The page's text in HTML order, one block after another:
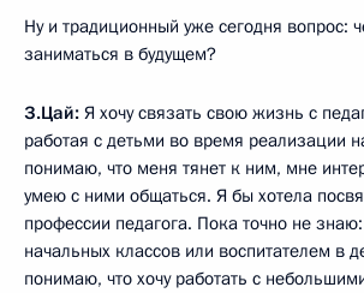
Ну и традиционный уже сегодня вопрос:
заниматься в будущем?
З.Цай: Я хочу связать свою жизнь с
работая с детьми во время реализации
понимаю, что меня тянет к ним, мне
умею с ними общаться. Я бы хотела
профессии педагога. Пока точно не
начальных классов или воспитателем в
понимаю, что хочу работать с